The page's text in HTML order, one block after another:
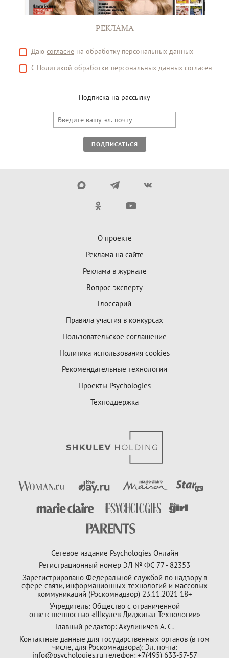
РЕКЛАМА
Даю согласие на обработку персональных данных
С Политикой обработки персональных данных согласен
Подписка на рассылку
ПОДПИСАТЬСЯ
О проекте
Реклама на сайте
Реклама в журнале
Вопрос эксперту
Глоссарий
Правила участия в конкурсах
Пользовательское соглашение
Политика использования cookies
Рекомендательные технологии
Проекты Psychologies
Техподдержка
Сетевое издание Psychologies Онлайн
Регистрационный номер ЭЛ № ФС 77 - 82353
Зарегистрировано Федеральной службой по надзору в
сфере связи, информационных технологий и массовых
коммуникаций (Роскомнадзор) 23.11.2021 18+
Учредитель: Общество с ограниченной
ответственностью «Шкулёв Диджитал Технологии»
Главный редактор: Акулиничев А. С.
Контактные данные для государственных органов (в том
числе, для Роскомнадзора): Эл. почта:
info@psychologies.ru телефон: +7(495) 633-57-57